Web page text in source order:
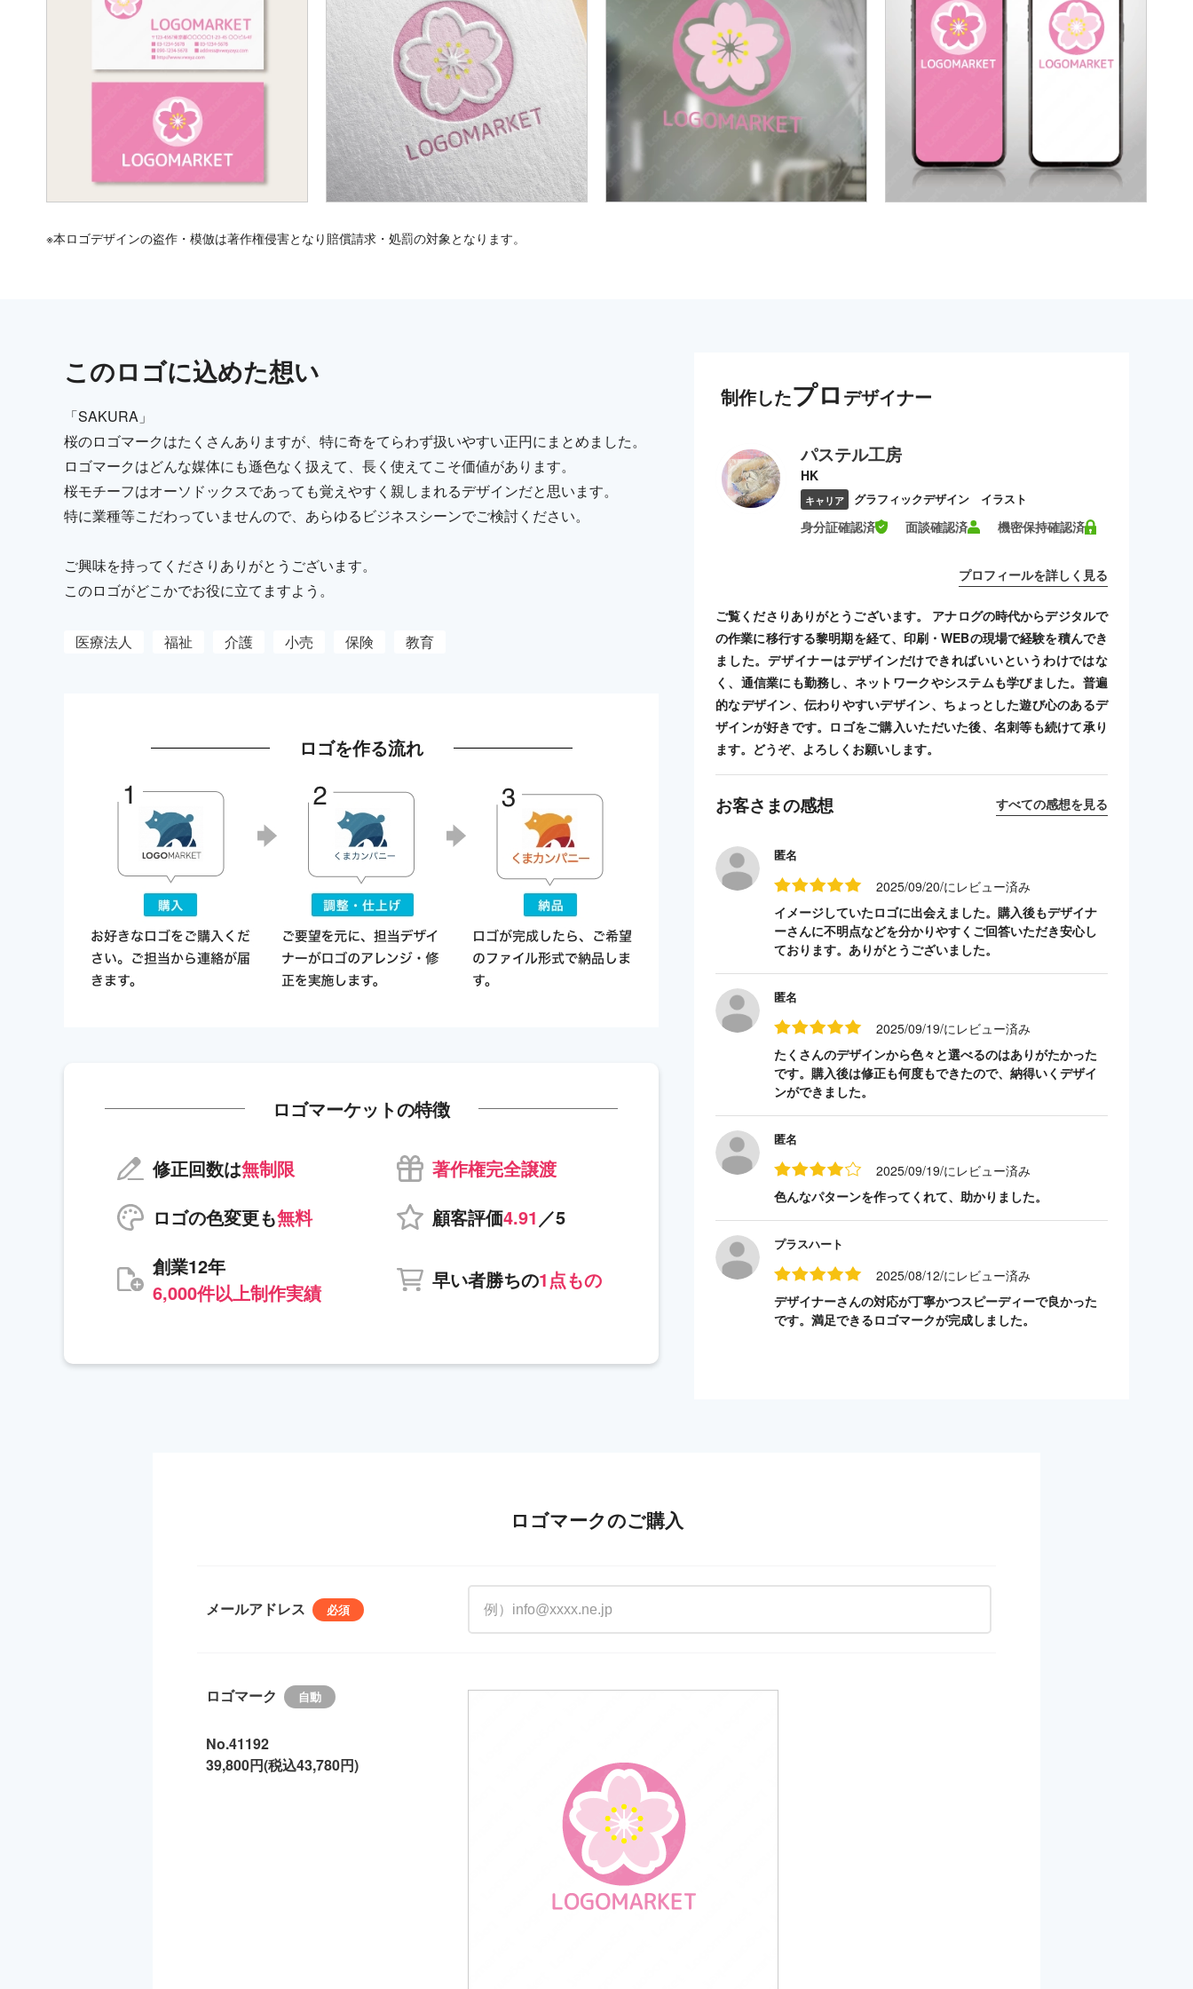
※本ロゴデザインの盗作・模倣は著作権侵害となり賠償請求・処罰の対象となります。
このロゴに込めた想い
「SAKURA」
桜のロゴマークはたくさんありますが、特に奇をてらわず扱いやすい正円にまとめました。
ロゴマークはどんな媒体にも遜色なく扱えて、長く使えてこそ価値があります。
桜モチーフはオーソドックスであっても覚えやすく親しまれるデザインだと思います。
特に業種等こだわっていませんので、あらゆるビジネスシーンでご検討ください。
ご興味を持ってくださりありがとうございます。
このロゴがどこかでお役に立てますよう。
医療法人 福祉 介護 小売 保険 教育
ロゴを作る流れ
ロゴマーケットの特徴
修正回数は無制限
著作権完全譲渡
ロゴの色変更も無料 顧客評価4.91 ／5
創業12年
6,000件以上制作実績
早い者勝ちの1点もの
制作したプロ デザイナー
パステル工房
HK
キャリア グラフィックデザイン イラスト
身分証確認済 面談確認済 機密保持確認済
プロフィールを詳しく見る
ご覧くださりありがとうございます。 アナログの時代からデジタルで
の作業に移行する黎明期を経て、印刷・WEBの現場で経験を積んでき
ました。デザイナーはデザインだけできればいいというわけではな
く、通信業にも勤務し、ネットワークやシステムも学びました。普遍
的なデザイン、伝わりやすいデザイン、ちょっとした遊び心のあるデ
ザインが好きです。ロゴをご購入いただいた後、名刺等も続けて承り
ます。どうぞ、よろしくお願いします。
お客さまの感想 すべての感想を見る
匿名
2025/09/20/にレビュー済み
イメージしていたロゴに出会えました。購入後もデザイナ
ーさんに不明点などを分かりやすくご回答いただき安心し
ております。ありがとうございました。
匿名
2025/09/19/にレビュー済み
たくさんのデザインから色々と選べるのはありがたかった
です。購入後は修正も何度もできたので、納得いくデザイ
ンができました。
匿名
2025/09/19/にレビュー済み
色んなパターンを作ってくれて、助かりました。
プラスハート
2025/08/12/にレビュー済み
デザイナーさんの対応が丁寧かつスピーディーで良かった
です。満足できるロゴマークが完成しました。
ロゴマークのご購入
メールアドレス
ロゴマーク
No.41192
39,800円(税込43,780円)